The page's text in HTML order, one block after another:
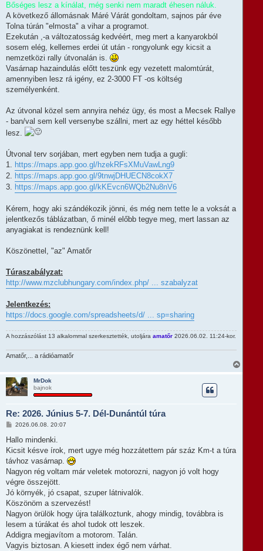
Bőséges lesz a kínálat, még senki nem maradt éhesen náluk.
A következő állomásnak Máré Várát gondoltam, sajnos pár éve
Tolna túrán "elmosta" a vihar a programot.
Ezekután ,-a változatosság kedvéért, meg mert a kanyarokból
sosem elég, kellemes erdei út után - rongyolunk egy kicsit a
nemzetközi rally útvonalán is.
Vasárnap hazaindulás előtt teszünk egy vezetett malomtúrát,
amennyiben lesz rá igény, ez 2-3000 FT -os költség
személyenként.
Az útvonal közel sem annyira nehéz ügy, és most a Mecsek Rallye
- ban/val sem kell versenybe szállni, mert az egy héttel később
lesz.
Útvonal terv sorjában, mert egyben nem tudja a gugli:
1. https://maps.app.goo.gl/hzekRFsXMuVawLng9
2. https://maps.app.goo.gl/9tnwjDHUECN8cokX7
3. https://maps.app.goo.gl/kKEvcn6WQb2Nu8nV6
Kérem, hogy aki szándékozik jönni, és még nem tette le a voksát a
jelentkezős táblázatban, ő minél előbb tegye meg, mert lassan az
anyagiakat is rendeznünk kell!
Köszönettel, "az" Amatőr
Túraszabályzat:
http://www.mzclubhungary.com/index.php/ ... szabalyzat
Jelentkezés:
https://docs.google.com/spreadsheets/d/ ... sp=sharing
A hozzászólást 13 alkalommal szerkesztették, utoljára amatőr 2026.06.02. 11:24-kor.
Amatőr,... a rádióamatőr
i
MrDok
bajnok
Re: 2026. Június 5-7. Dél-Dunántúl túra
H
z
á
s
ó
l
á
s
2026.06.08. 20:07
Hallo mindenki.
Kicsit késve írok, mert ugye még hozzátettem pár száz Km-t a túra
távhoz vasárnap.
Nagyon rég voltam már veletek motorozni, nagyon jó volt hogy
végre összejött.
Jó környék, jó csapat, szuper látnivalók.
Köszönöm a szervezést!
Nagyon örülök hogy újra találkoztunk, ahogy mindig, továbbra is
lesem a túrákat és ahol tudok ott leszek.
Addigra megjavítom a motorom. Talán.
Vagyis biztosan. A kiesett index égő nem várhat.